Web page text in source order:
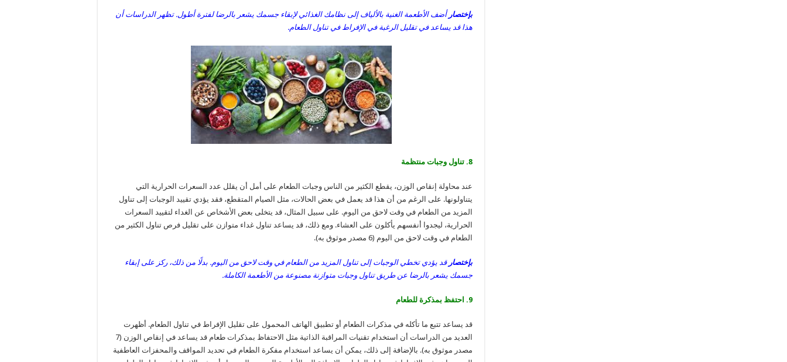
بإختصار أضف الأطعمة الغنية بالألياف إلى نظامك الغذائي لإبقاء جسمك يشعر بالرضا لفترة أطول. تظهر الدراسات أن
هذا قد يساعد في تقليل الرغبة في الإفراط في تناول الطعام.
8. تناول وجبات منتظمة
عند محاولة إنقاص الوزن، يقطع الكثير من الناس وجبات الطعام على أمل أن يقلل عدد السعرات الحرارية التي
يتناولونها. على الرغم من أن هذا قد يعمل في بعض الحالات، مثل الصيام المتقطع، فقد يؤدي تقييد الوجبات إلى تناول
المزيد من الطعام في وقت لاحق من اليوم. على سبيل المثال، قد يتخلى بعض الأشخاص عن الغداء لتقييد السعرات
الحرارية، ليجدوا أنفسهم يأكلون على العشاء. ومع ذلك، قد يساعد تناول غداء متوازن على تقليل فرص تناول الكثير من
الطعام في وقت لاحق من اليوم (6 مصدر موثوق به).
بإختصار قد يؤدي تخطي الوجبات إلى تناول المزيد من الطعام في وقت لاحق من اليوم. بدلًا من ذلك، ركز على إبقاء
جسمك يشعر بالرضا عن طريق تناول وجبات متوازنة مصنوعة من الأطعمة الكاملة.
9. احتفظ بمذكرة للطعام
قد يساعد تتبع ما تأكله في مذكرات الطعام أو تطبيق الهاتف المحمول على تقليل الإفراط في تناول الطعام. أظهرت
العديد من الدراسات أن استخدام تقنيات المراقبة الذاتية مثل الاحتفاظ بمذكرات طعام قد يساعد في إنقاص الوزن (7
مصدر موثوق به). بالإضافة إلى ذلك، يمكن أن يساعد استخدام مفكرة الطعام في تحديد المواقف والمحفزات العاطفية